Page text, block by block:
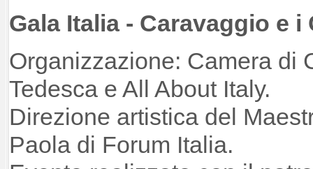
Gala Italia - Caravaggio e
Organizzazione: Camera di
Tedesca e All About Italy.
Direzione artistica del
Paola di Forum Italia.